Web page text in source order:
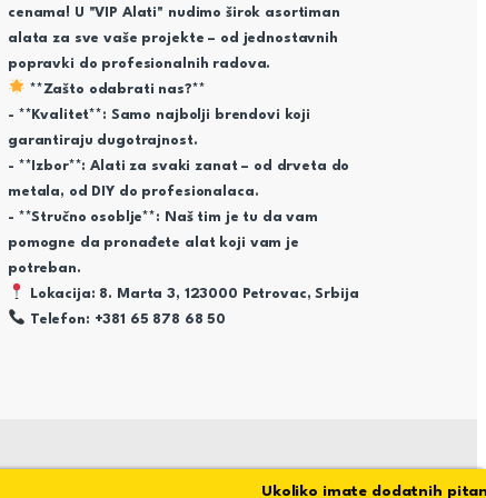
cenama! U "VIP Alati" nudimo širok asortiman
alata za sve vaše projekte – od jednostavnih
popravki do profesionalnih radova.
**Zašto odabrati nas?**
- **Kvalitet**: Samo najbolji brendovi koji
garantiraju dugotrajnost.
- **Izbor**: Alati za svaki zanat – od drveta do
metala, od DIY do profesionalaca.
- **Stručno osoblje**: Naš tim je tu da vam
pomogne da pronađete alat koji vam je
potreban.
Lokacija: 8. Marta 3, 123000 Petrovac, Srbija
Telefon: +381 65 878 68 50
Ukoliko imate dodatnih